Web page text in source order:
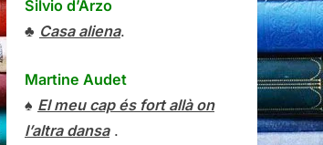
Silvio d’Arzo
♣ Casa aliena.
Martine Audet
♠ El meu cap és fort allà on
l’altra dansa.